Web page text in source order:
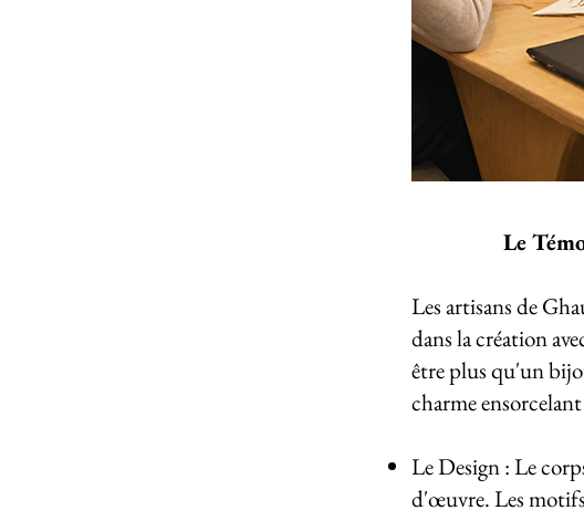
Le
Les artisans de
dans la création
être plus qu'un
charme
Le Design : Le
d'œuvre. Les